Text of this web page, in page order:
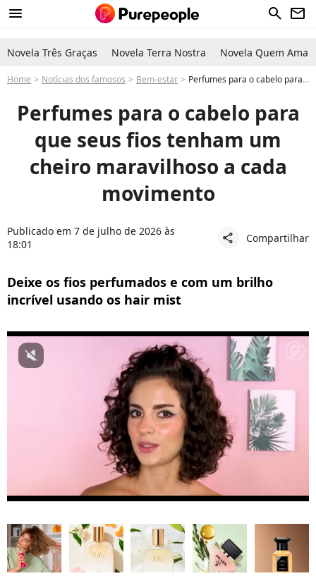
menu search newsletter
Novela Três Graças Novela Terra Nostra Novela Quem Ama
Home Notícias dos famosos Bem-estar Perfumes para o cabelo para que seus fios tenham um cheiro maravilhoso a cada movimento
Perfumes para o cabelo para
que seus fios tenham um
cheiro maravilhoso a cada
movimento
Publicado em 7 de julho de 2026 às
18:01
share Compartilhar
Deixe os fios perfumados e com um brilho
incrível usando os hair mist